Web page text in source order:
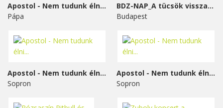
Apostol - Nem tudunk élni...
Pápa
BDZ-NAP_A tücsök visszavág
Budapest
Apostol - Nem tudunk élni...
Sopron
Apostol - Nem tudunk élni...
Sopron